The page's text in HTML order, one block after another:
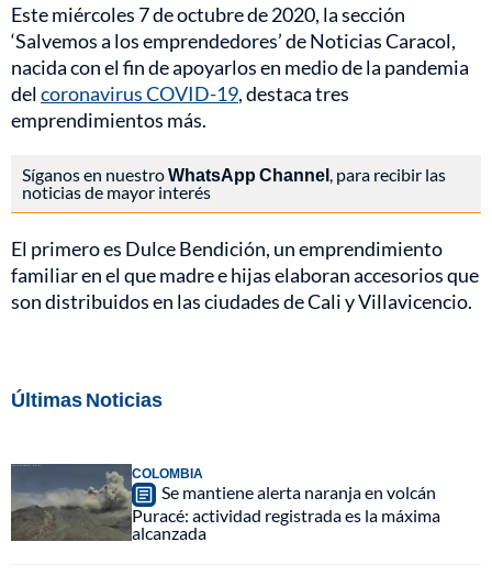
Este miércoles 7 de octubre de 2020, la sección
‘Salvemos a los emprendedores’ de Noticias Caracol,
nacida con el fin de apoyarlos en medio de la pandemia
delcoronavirus COVID-19, destaca tres
emprendimientos más.
Síganos en nuestroWhatsApp Channel , para recibir las
noticias de mayor interés
El primero es Dulce Bendición, un emprendimiento
familiar en el que madre e hijas elaboran accesorios que
son distribuidos en las ciudades de Cali y Villavicencio.
Últimas Noticias
COLOMBIA
Se mantiene alerta naranja en volcán
Puracé: actividad registrada es la máxima
alcanzada